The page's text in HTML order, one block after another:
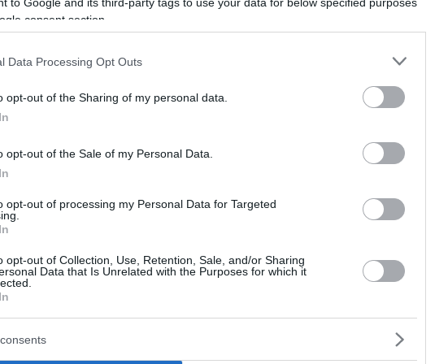
consent section.
Data Processing Opt Outs
opt-out of the Sharing of my personal data.
opt-out of the Sale of my Personal Data.
opt-out of processing my Personal Data for Targeted
opt-out of Collection, Use, Retention, Sale, and/or Sharing
Data that Is Unrelated with the Purposes for which it
Lykavitos.gr στο Google News
ΔΥΠΑ: Πληρωμές